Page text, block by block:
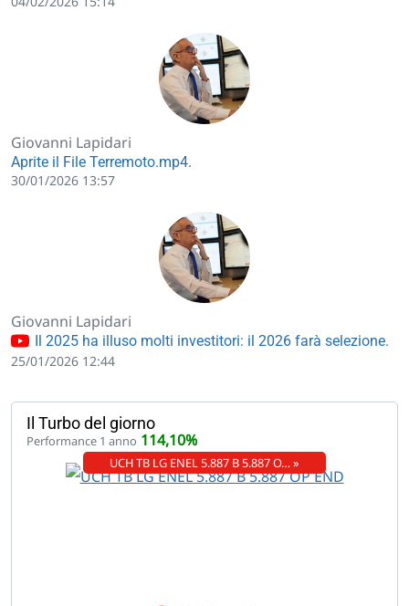
Giovanni Lapidari
Aprite il File Terremoto.mp4.
30/01/2026 13:57
Giovanni Lapidari
Il 2025 ha illuso molti investitori: il 2026 farà selezione.
25/01/2026 12:44
Il Turbo del giorno
Performance 1 anno 114,10%
UCH TB LG ENEL 5.887 B 5.887 O… »